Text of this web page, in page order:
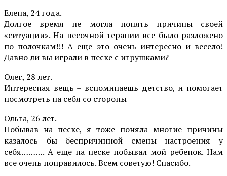
Елена, 24 года.
Долгое время не могла понять причины своей
«ситуации». На песочной терапии все было разложено
по полочкам!!! А еще это очень интересно и весело!
Давно ли вы играли в песке с игрушками?
Олег, 28 лет.
Интересная вещь – вспоминаешь детство, и помогает
посмотреть на себя со стороны
Ольга, 26 лет.
Побывав на песке, я тоже поняла многие причины
казалось бы беспричинной смены настроения у
себя………. А еще на песке побывал мой ребенок. Нам
все очень понравилось. Всем советую! Спасибо.